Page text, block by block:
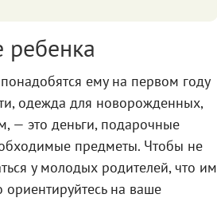
ребенка
ему на первом году
одежда для новорожденных,
— это деньги, подарочные
предметы. Чтобы не
у молодых родителей, что им
ориентируйтесь на ваше